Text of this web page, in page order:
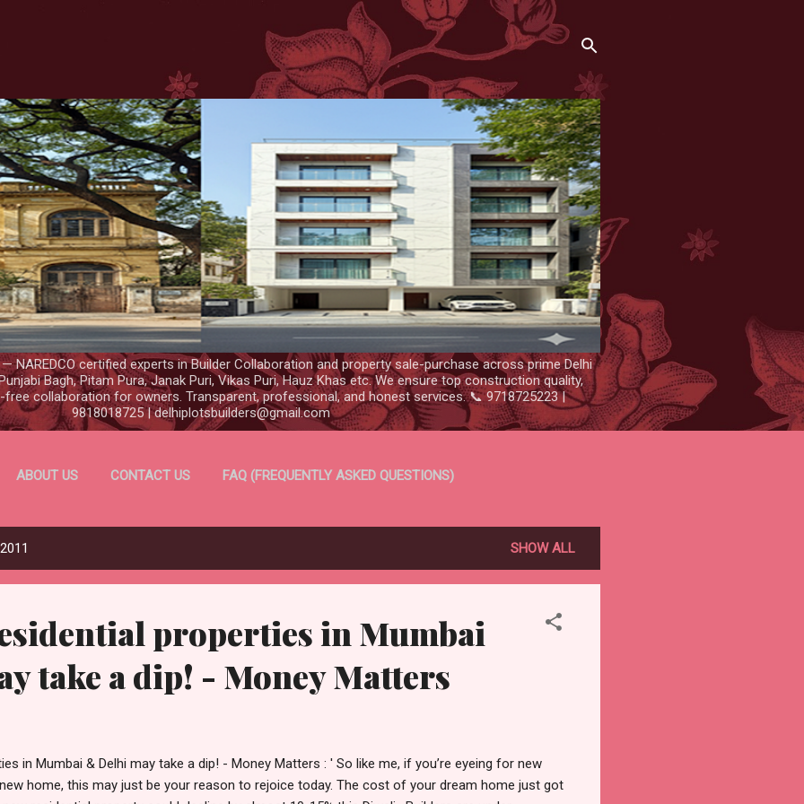
— NAREDCO certified experts in Builder Collaboration and property sale-purchase across prime Delhi
Bagh, Pitam Pura, Janak Puri, Vikas Puri, Hauz Khas etc. We ensure top construction quality,
collaboration for owners. Transparent, professional, and honest services. 📞 9718725223 |
9818018725 | delhiplotsbuilders@gmail.com
ABOUT US CONTACT US FAQ (FREQUENTLY ASKED QUESTIONS)
SHOW ALL
properties in Mumbai
take a dip! - Money Matters
in Mumbai & Delhi may take a dip! - Money Matters : ' So like me, if you’re eyeing for new
home, this may just be your reason to rejoice today. The cost of your dream home just got